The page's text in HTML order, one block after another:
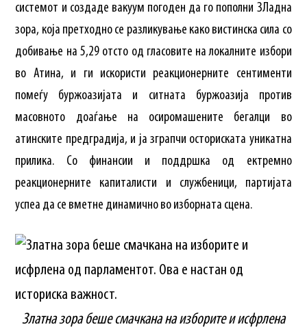
системот и создаде вакуум погоден да го пополни ЗЛадна
зора, која претходно се разликување како вистинска сила со
добивање на 5,29 отсто од гласовите на локалните избори
во Атина, и ги искористи реакционерните сентименти
помеѓу буржоазијата и ситната буржоазија против
масовното доаѓање на осиромашените бегалци во
атинските предградија, и ја зграпчи осториската уникатна
прилика. Со финансии и поддршка од ектремно
реакционерните капиталисти и службеници, партијата
успеа да се вметне динамично во изборната сцена.
Златна зора беше смачкана на изборите и исфрлена